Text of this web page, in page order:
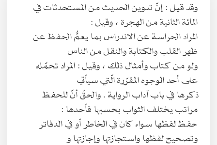
وقد قيل : إنّ تدوين الحديث من المستحدثات في
المائة الثانية من الهجرة ، وقيل :
المراد الحراسة عن الاندراس بما يعمُّ الحفظ عن
ظهر القلب والكتابة والنقل من الناس
ولو من كتاب وأمثال ذلك ، وقيل : المراد تحمّله
على أحد الوجوه المقرّرة الّتي سيأتي
ذكرها في باب آداب الرواية . والحقّ أنّ للحفظ
مراتب يختلف الثواب بحسبها فأحدها :
حفظ لفظها سواء كان في الخاطر أو في الدفاتر
وتصحيح لفظها واستجازتها وإجازتها و